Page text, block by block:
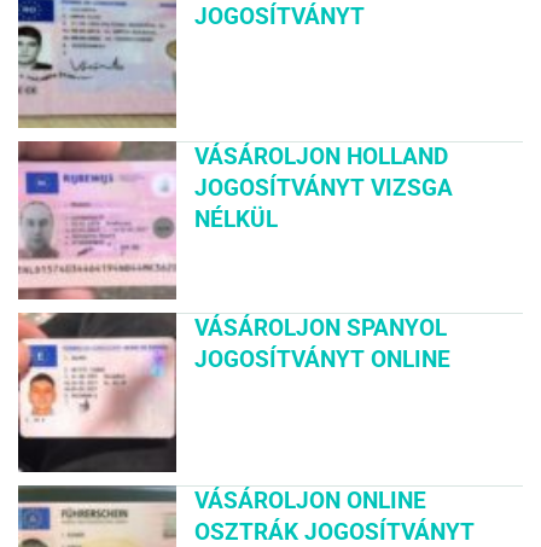
JOGOSÍTVÁNYT
VÁSÁROLJON HOLLAND
JOGOSÍTVÁNYT VIZSGA
NÉLKÜL
VÁSÁROLJON SPANYOL
JOGOSÍTVÁNYT ONLINE
VÁSÁROLJON ONLINE
OSZTRÁK JOGOSÍTVÁNYT